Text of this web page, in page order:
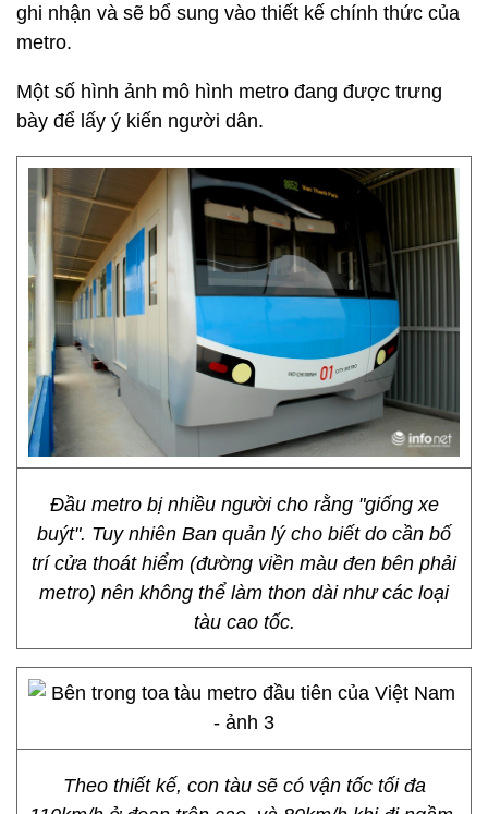
ghi nhận và sẽ bổ sung vào thiết kế chính thức của
metro.
Một số hình ảnh mô hình metro đang được trưng
bày để lấy ý kiến người dân.
Đầu metro bị nhiều người cho rằng "giống xe
buýt". Tuy nhiên Ban quản lý cho biết do cần bố
trí cửa thoát hiểm (đường viền màu đen bên phải
metro) nên không thể làm thon dài như các loại
tàu cao tốc.
Theo thiết kế, con tàu sẽ có vận tốc tối đa